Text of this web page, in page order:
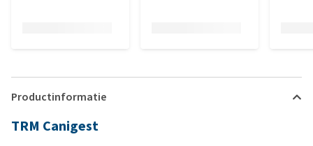
Productinformatie
TRM Canigest